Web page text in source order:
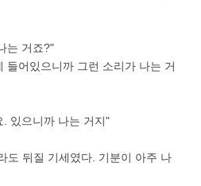
는 거죠?"
들어있으니까 그런 소리가 나는 거
있으니까 나는 거지"
도 뒤질 기세였다. 기분이 아주 나